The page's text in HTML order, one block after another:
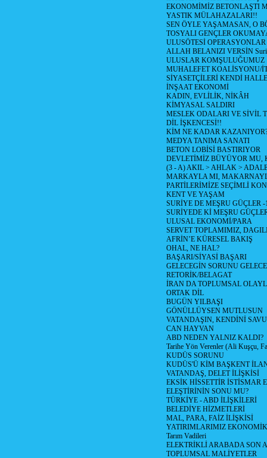
EKONOMİMİZ BETONLAŞTI
YASTIK MÜLAHAZALARI!!
SEN ÖYLE YAŞAMASAN, O
TOSYALI GENÇLER
ULUSÖTESİ OPERASYONLAR
ALLAH BELANIZI VERSİN
ULUSLAR KOMŞULUĞUMUZ
MUHALEFET KOALİSYONU/
SİYASETÇİLERİ KENDİ
İNŞAAT EKONOMİ
KADIN, EVLİLİK, NİKÂH
KİMYASAL SALDIRI
MESLEK ODALARI VE SİVİL
DİL İŞKENCESİ!!
KİM NE KADAR
MEDYA TANIMA SANATI
BETON LOBİSİ BASTIRIYOR
DEVLETİMİZ BÜYÜYOR MU,
(3 - A) AKIL > AHLAK >
MARKAYLA MI,
PARTİLERİMİZE SEÇİMLİ
KENT VE YAŞAM
SURİYE DE MEŞRU GÜÇLER -
SURİYEDE Kİ MEŞRU
ULUSAL EKONOMİ/PARA
SERVET TOPLAMIMIZ,
AFRİN’E KÜRESEL BAKIŞ
OHAL, NE HAL?
BAŞARI/SİYASİ BAŞARI
GELECEGİN SORUNU
RETORİK/BELAGAT
İRAN DA TOPLUMSAL
ORTAK DİL
BUGÜN YILBAŞI
GÖNÜLLÜYSEN MUTLUSUN
VATANDAŞIN, KENDİNİ
CAN HAYVAN
ABD NEDEN YALNIZ KALDI?
Tarihe Yön Verenler (Ali Kuşçu,
KUDÜS SORUNU
KUDÜS'Ü KİM BAŞKENT
VATANDAŞ, DELET İLİŞKİSİ
EKSİK HİSSETTİR İSTİSMAR
ELEŞTİRİNİN SONU MU?
TÜRKİYE - ABD İLİŞKİLERİ
BELEDİYE HİZMETLERİ
MAL, PARA, FAİZ İLİŞKİSİ
YATIRIMLARIMIZ
Tarım Vadileri
ELEKTRİKLİ ARABADA SON
TOPLUMSAL MALİYETLER